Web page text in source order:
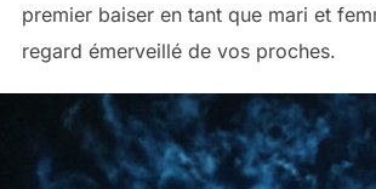
premier baiser en tant que mari et
regard émerveillé de vos proches.